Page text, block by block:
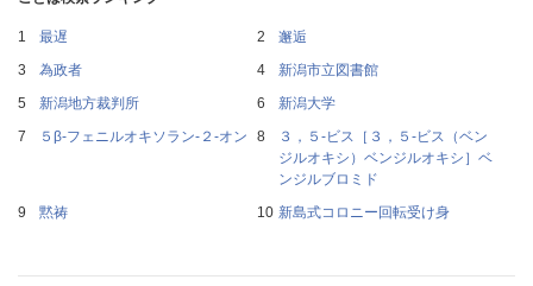
最遅
邂逅
為政者
新潟市立図書館
新潟地方裁判所
新潟大学
５β‐フェニルオキソラン‐２‐オン
３，５‐ビス［３，５‐ビス（ベン
ジルオキシ）ベンジルオキシ］ベ
ンジルブロミド
黙祷
新島式コロニー回転受け身